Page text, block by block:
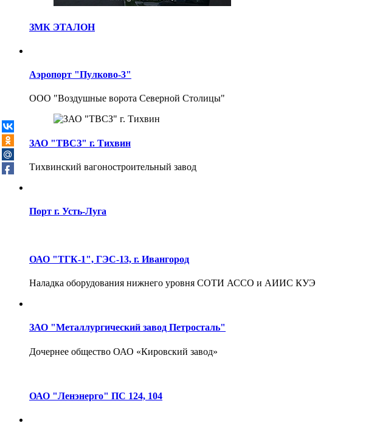
ЗМК ЭТАЛОН
Аэропорт "Пулково-3"
ООО "Воздушные ворота Северной Столицы"
ЗАО "ТВСЗ" г. Тихвин
Тихвинский вагоностроительный завод
Порт г. Усть-Луга
ОАО "ТГК-1", ГЭС-13, г. Ивангород
Наладка оборудования нижнего уровня СОТИ АССО и АИИС КУЭ
ЗАО "Металлургический завод Петросталь"
Дочернее общество ОАО «Кировский завод»
ОАО "Ленэнерго" ПС 124, 104